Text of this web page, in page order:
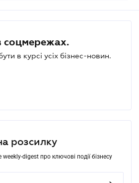
соцмережах.
в курсі усіх бізнес-новин.
розсилку
digest про ключові події бізнесу